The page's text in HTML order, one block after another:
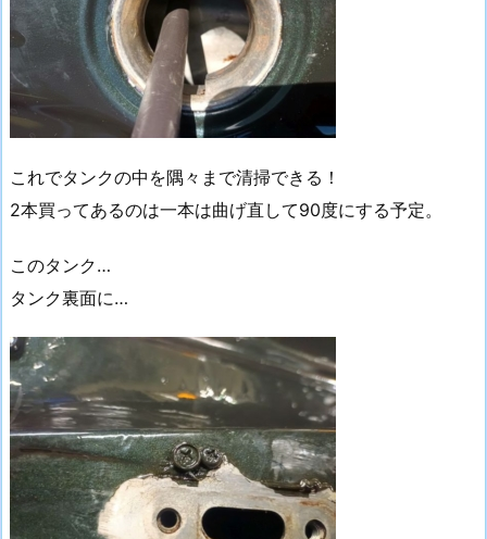
これでタンクの中を隅々まで清掃できる！
2本買ってあるのは一本は曲げ直して90度にする予定。
このタンク…
タンク裏面に…